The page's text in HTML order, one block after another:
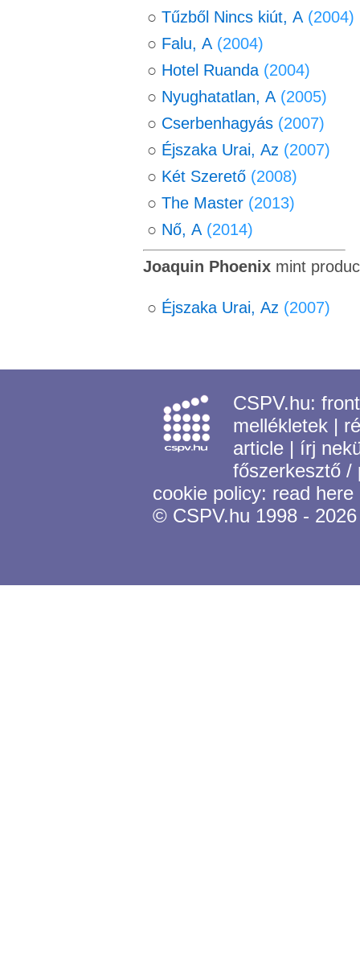
○ Tűzből Nincs kiút, A (2004)
○ Falu, A (2004)
○ Hotel Ruanda (2004)
○ Nyughatatlan, A (2005)
○ Cserbenhagyás (2007)
○ Éjszaka Urai, Az (2007)
○ Két Szerető (2008)
○ The Master (2013)
○ Nő, A (2014)
Joaquin Phoenixmint
○ Éjszaka Urai, Az (2007)
CSPV.hu:
mellékletek |
article | írj
főszerkesztő
cookie policy: read here
© CSPV.hu 1998 - 2026